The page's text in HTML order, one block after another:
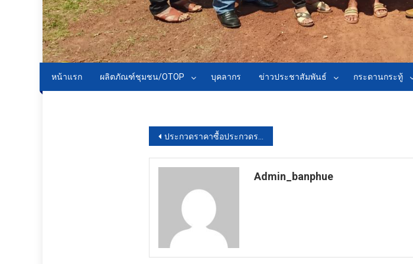
หน้าแรก ผลิตภัณฑ์ชุมชน/OTOP บุคลากร ข่าวประชาสัมพันธ์ กระดานกระทู้
แนะแนว
เรื่อง
ประกวดราคาซื้อประกวดราคาจัดซื้อเครื่องอบฆ่าเชื้อด้วยแก๊สไฮโดรเจนเปอร์ออกไซด์พลาสมาชนิดตั้งโต๊ะ ขนาด ๕๐ ลิตร จำนวน ๑ เครื่อง ประจำปีงบประมาณ พ.ศ. ๒๕๖๘ ด้วยวิธีประกวดราคาอิเล็กทรอนิกส์ (e-bidding)
Admin_banphue